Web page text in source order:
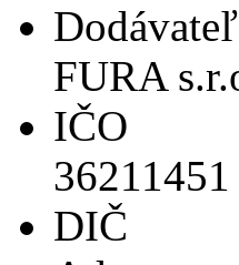
Dodávateľ
FURA
IČO
36211451
DIČ